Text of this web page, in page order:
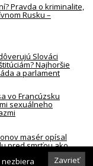
Pravda o kriminalite,
Rusku –
Slováci
Najhoršie
a parlament
vo Francúzsku
sexuálneho
masér opísal
pred smrťou ako
a rezignovanú
Zavrieť
nezbiera